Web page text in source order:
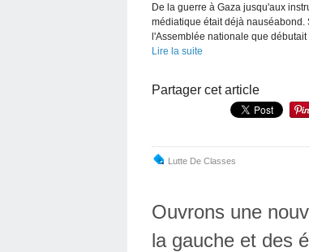
De la guerre à Gaza jusqu'aux
médiatique était déjà
l'Assemblée nationale que débutait
Lire la suite
Partager cet article
Lutte De Classes
Ouvrons une
la gauche et des